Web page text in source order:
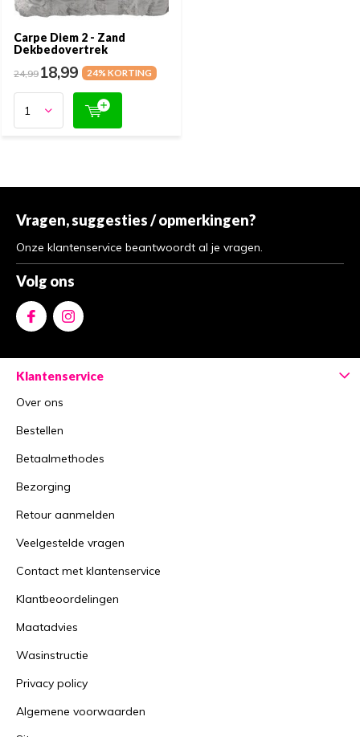
Carpe Diem 2 - Zand
Dekbedovertrek
24,9918,99 24% KORTING
Vragen, suggesties / opmerkingen?
Onze klantenservice beantwoordt al je vragen.
Volg ons
Klantenservice
Over ons
Bestellen
Betaalmethodes
Bezorging
Retour aanmelden
Veelgestelde vragen
Contact met klantenservice
Klantbeoordelingen
Maatadvies
Wasinstructie
Privacy policy
Algemene voorwaarden